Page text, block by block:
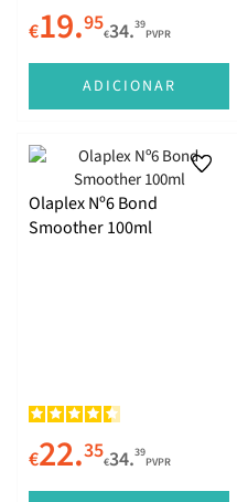
€19.95€34.39
PVPR
ADICIONAR
Olaplex Nº6 Bond
Smoother 100ml
€22.35€34.39
PVPR